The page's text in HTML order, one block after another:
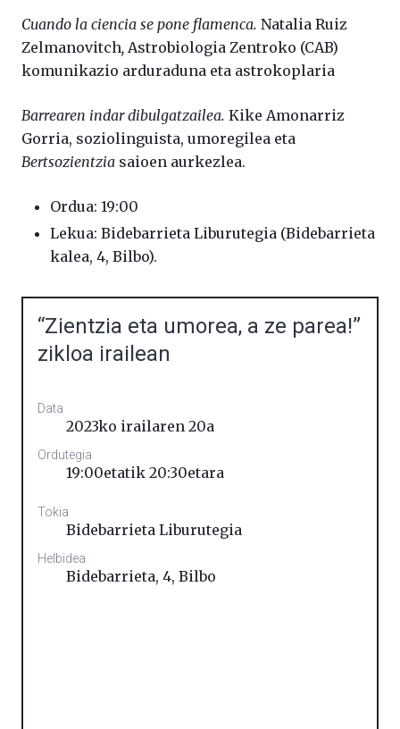
Cuando la ciencia se pone flamenca. Natalia Ruiz
Zelmanovitch, Astrobiologia Zentroko (CAB)
komunikazio arduraduna eta astrokoplaria
Barrearen indar dibulgatzailea. Kike Amonarriz
Gorria, soziolinguista, umoregilea eta
Bertsozientzia saioen aurkezlea.
Ordua: 19:00
Lekua: Bidebarrieta Liburutegia (Bidebarrieta
kalea, 4, Bilbo).
“Zientzia eta umorea, a ze parea!”
zikloa irailean
Data
2023ko irailaren 20a
Ordutegia
19:00etatik 20:30etara
Tokia
Bidebarrieta Liburutegia
Helbidea
Bidebarrieta, 4, Bilbo